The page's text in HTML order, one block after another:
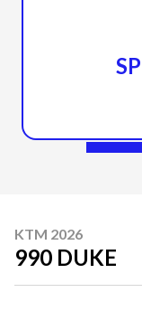
KTM 2026
990 DUKE